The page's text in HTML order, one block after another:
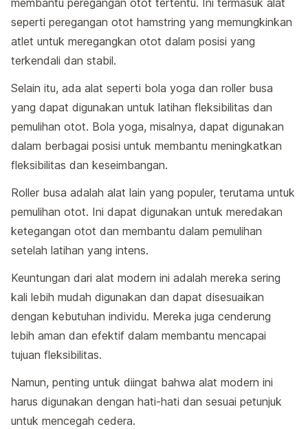
membantu peregangan otot tertentu. Ini termasuk alat
seperti peregangan otot hamstring yang memungkinkan
atlet untuk meregangkan otot dalam posisi yang
terkendali dan stabil.
Selain itu, ada alat seperti bola yoga dan roller busa
yang dapat digunakan untuk latihan fleksibilitas dan
pemulihan otot. Bola yoga, misalnya, dapat digunakan
dalam berbagai posisi untuk membantu meningkatkan
fleksibilitas dan keseimbangan.
Roller busa adalah alat lain yang populer, terutama untuk
pemulihan otot. Ini dapat digunakan untuk meredakan
ketegangan otot dan membantu dalam pemulihan
setelah latihan yang intens.
Keuntungan dari alat modern ini adalah mereka sering
kali lebih mudah digunakan dan dapat disesuaikan
dengan kebutuhan individu. Mereka juga cenderung
lebih aman dan efektif dalam membantu mencapai
tujuan fleksibilitas.
Namun, penting untuk diingat bahwa alat modern ini
harus digunakan dengan hati-hati dan sesuai petunjuk
untuk mencegah cedera.